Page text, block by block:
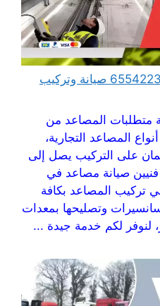
صيانة مصاعد في الكويت 65542233 صيانة وتركيب
متطلبات المصاعد من
المصاعد التجارية،
على التركيب يصل إلى
صيانة مصاعد في
تركيب المصاعد بكافة
وتصليحها بمعدات
لنوفر لكم خدمة جيدة ...